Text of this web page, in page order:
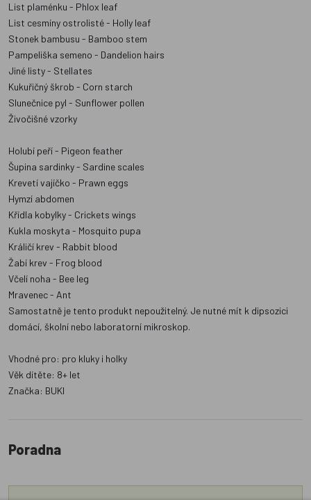
List plaménku - Phlox leaf
List cesmíny ostrolisté - Holly leaf
Stonek bambusu - Bamboo stem
Pampeliška semeno - Dandelion hairs
Jiné listy - Stellates
Kukuřičný škrob - Corn starch
Slunečnice pyl - Sunflower pollen
Živočišné vzorky
Holubí peří - Pigeon feather
Šupina sardinky - Sardine scales
Krevetí vajíčko - Prawn eggs
Hymzí abdomen
Křídla kobylky - Crickets wings
Kukla moskyta - Mosquito pupa
Králičí krev - Rabbit blood
Žabí krev - Frog blood
Včelí noha - Bee leg
Mravenec - Ant
Samostatně je tento produkt nepoužitelný. Je nutné mít k dipsozici
domácí, školní nebo laboratorní mikroskop.
Vhodné pro: pro kluky i holky
Věk dítěte: 8+ let
Značka: BUKI
Poradna